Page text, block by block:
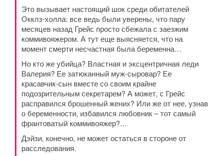
Это вызывает настоящий шок среди обитателей
Окклз-холла: все ведь были уверены, что пару
месяцев назад Грейс просто сбежала с заезжим
коммивояжером. А тут еще выясняется, что на
момент смерти несчастная была беременна…
Но кто же убийца? Властная и эксцентричная леди
Валерия? Ее затюканный муж-сыровар? Ее
красавчик-сын вместе со своим крайне
подозрительным секретарем? А может, с Грейс
расправился брошенный жених? Или же от нее, узнав
о беременности, избавился любовник – тот самый
франтоватый коммивояжер?…
Дэйзи, конечно, не может остаться в стороне от
расследования.